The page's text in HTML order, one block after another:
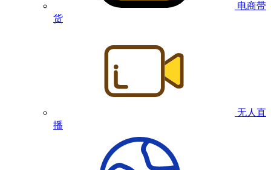
电商带
货
无人直
播